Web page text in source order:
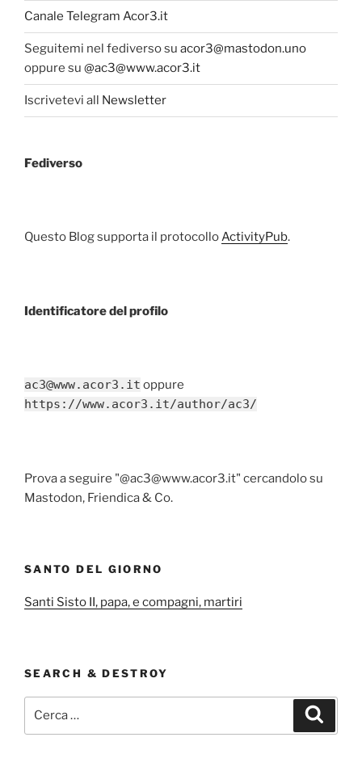
Canale Telegram Acor3.it
Seguitemi nel fediverso su acor3@mastodon.uno
oppure su @ac3@www.acor3.it
Iscrivetevi all Newsletter
Fediverso
Questo Blog supporta il protocolloActivityPub.
Identificatore del profilo
ac3@www.acor3.it oppure
https://www.acor3.it/author/ac3/
Prova a seguire "@ac3@www.acor3.it" cercandolo su
Mastodon, Friendica & Co.
SANTO DEL GIORNO
Santi Sisto II, papa, e compagni, martiri
SEARCH & DESTROY